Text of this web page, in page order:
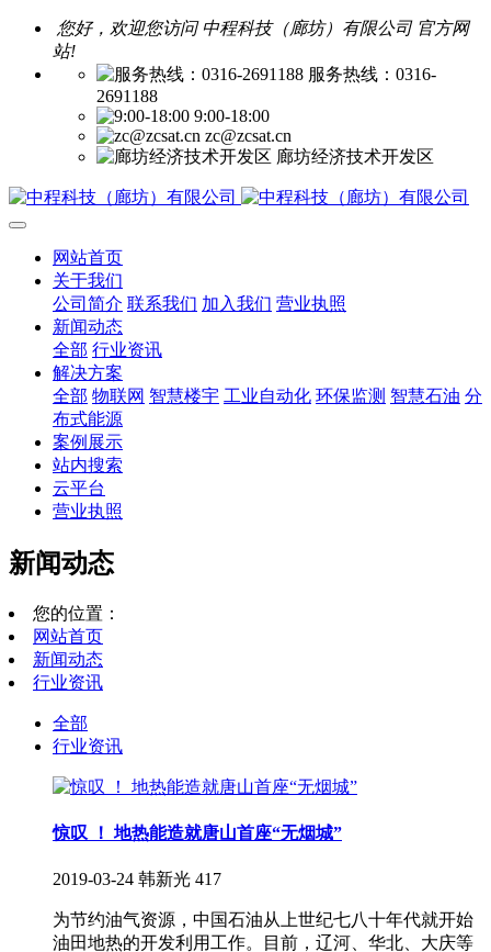
您好，欢迎您访问 中程科技（廊坊）有限公司 官方网
站!
服务热线：0316-
2691188
9:00-18:00
zc@zcsat.cn
廊坊经济技术开发区
网站首页
关于我们
公司简介 联系我们 加入我们 营业执照
新闻动态
全部 行业资讯
解决方案
全部 物联网 智慧楼宇 工业自动化 环保监测 智慧石油 分
布式能源
案例展示
站内搜索
云平台
营业执照
新闻动态
您的位置：
网站首页
新闻动态
行业资讯
全部
行业资讯
惊叹 ！ 地热能造就唐山首座“无烟城”
2019-03-24 韩新光 417
为节约油气资源，中国石油从上世纪七八十年代就开始
油田地热的开发利用工作。目前，辽河、华北、大庆等